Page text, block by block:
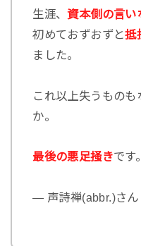
生涯、資本側の言い
初めておずおずと抵
ました。
これ以上失うもの
か。
最後の悪足掻きです。
— 声詩禅(abbr.)さん